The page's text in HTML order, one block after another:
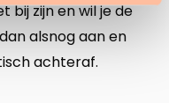
bij zijn en wil je de
alsnog aan en
achteraf.